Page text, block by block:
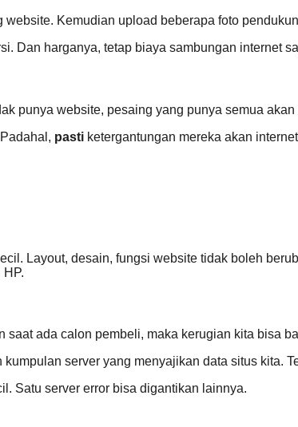
Kemudian upload beberapa foto
Dan harganya, tetap biaya sambungan internet
punya website, pesaing yang punya semua
pasti ketergantungan mereka akan
Layout, desain, fungsi website tidak boleh
ada calon pembeli, maka kerugian kita bisa
server yang menyajikan data situs kita.
Satu server error bisa digantikan lainnya.